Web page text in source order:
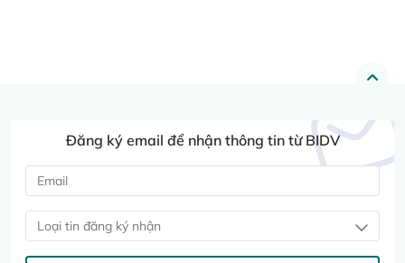
Đăng ký email để nhận thông tin từ BIDV
Loại tin đăng ký nhận